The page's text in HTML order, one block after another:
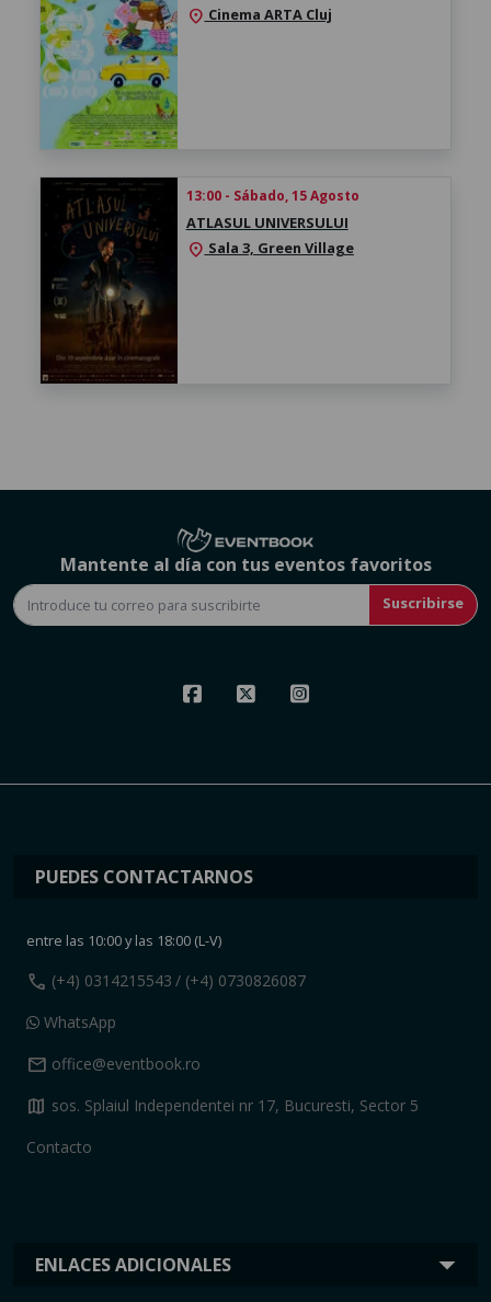
location_on Cinema ARTA Cluj
13:00 - Sábado, 15 Agosto
ATLASUL UNIVERSULUI
location_on Sala 3, Green Village
Mantente al día con tus eventos favoritos
Suscribirse
ENLACES ADICIONALES
PUEDES CONTACTARNOS
entre las 10:00 y las 18:00 (L-V)
call (+4) 0314215543 / (+4) 0730826087
WhatsApp
mail office@eventbook.ro
map sos. Splaiul Independentei nr 17, Bucuresti, Sector 5
Contacto